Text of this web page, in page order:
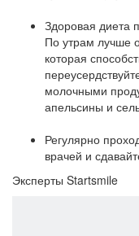
Здоровая диета
По утрам лучше
которая
молочными
апельсины и
Регулярно
врачей и
Эксперты Startsmile